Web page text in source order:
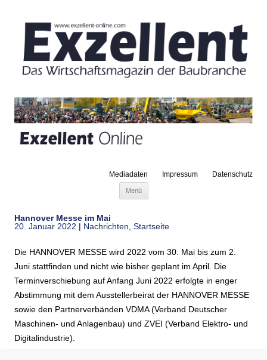
Mediadaten Impressum Datenschutz
Menü
Hannover Messe im Mai
20. Januar 2022 | Nachrichten Startseite
Die HANNOVER MESSE wird 2022 vom 30. Mai bis zum 2.
Juni stattfinden und nicht wie bisher geplant im April. Die
Terminverschiebung auf Anfang Juni 2022 erfolgte in enger
Abstimmung mit dem Ausstellerbeirat der HANNOVER MESSE
sowie den Partnerverbänden VDMA (Verband Deutscher
Maschinen- und Anlagenbau) und ZVEI (Verband Elektro- und
Digitalindustrie).